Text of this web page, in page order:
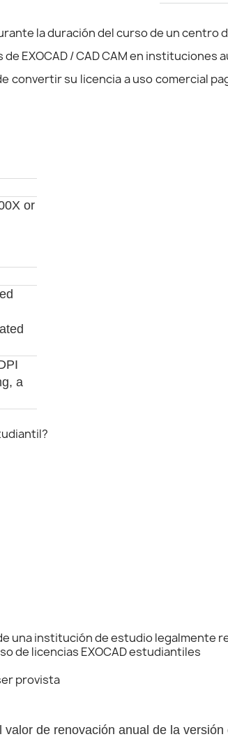
la duración del curso de un
EXOCAD / CAD CAM en instituciones
su licencia a uso comercial
or
a
una institución de estudio legalmente
de licencias EXOCAD estudiantiles
provista
de renovación anual de la